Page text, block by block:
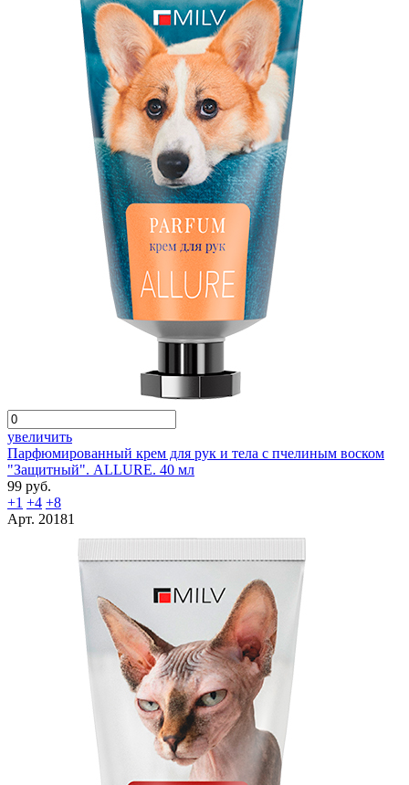
увеличить
Парфюмированный крем для рук и тела с пчелиным воском
"Защитный". ALLURE. 40 мл
99 руб.
+1 +4 +8
Арт. 20181